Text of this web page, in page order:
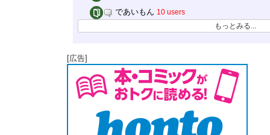
であいもん 10 users
もっとみる...
[広告]